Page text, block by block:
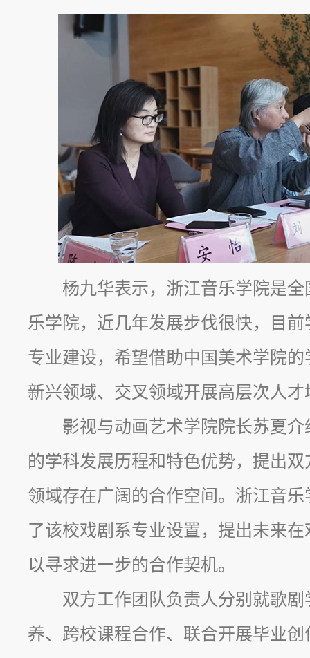
杨九华表示，浙江音乐学院是
乐学院，近几年发展步伐很快，目
专业建设，希望借助中国美术学院
新兴领域、交叉领域开展高层次人
影视与动画艺术学院院长苏夏
的学科发展历程和特色优势，提出
领域存在广阔的合作空间。浙江音
了该校戏剧系专业设置，提出未来
以寻求进一步的合作契机。
双方工作团队负责人分别就歌
养、跨校课程合作、联合开展毕业